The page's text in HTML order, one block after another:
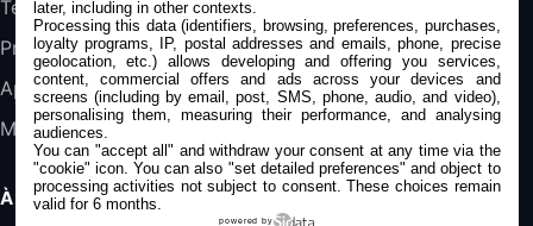
Tests
Promos
Apple
Mac
À PROPOS
later, including in other contexts.
Processing this data (identifiers, browsing, preferences, purchases,
loyalty programs, IP, postal addresses and emails, phone, precise
geolocation, etc.) allows developing and offering you services,
content, commercial offers and ads across your devices and
screens (including by email, post, SMS, phone, audio, and video),
personalising them, measuring their performance, and analysing
audiences.
You can "accept all" and withdraw your consent at any time via the
"cookie" icon. You can also "set detailed preferences" and object to
processing activities not subject to consent. These choices remain
valid for 6 months.
powered by